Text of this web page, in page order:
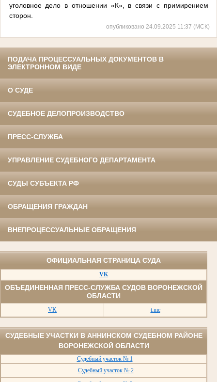
уголовное дело в отношении «К», в связи с примирением
сторон.
опубликовано 24.09.2025 11:37 (МСК)
ПОДАЧА ПРОЦЕССУАЛЬНЫХ ДОКУМЕНТОВ В
ЭЛЕКТРОННОМ ВИДЕ
О СУДЕ
СУДЕБНОЕ ДЕЛОПРОИЗВОДСТВО
ПРЕСС-СЛУЖБА
УПРАВЛЕНИЕ СУДЕБНОГО ДЕПАРТАМЕНТА
СУДЫ СУБЪЕКТА РФ
ОБРАЩЕНИЯ ГРАЖДАН
ВНЕПРОЦЕССУАЛЬНЫЕ ОБРАЩЕНИЯ
ОФИЦИАЛЬНАЯ СТРАНИЦА СУДА
VK
ОБЪЕДИНЕННАЯ ПРЕСС-СЛУЖБА СУДОВ ВОРОНЕЖСКОЙ
ОБЛАСТИ
VK t.me
СУДЕБНЫЕ УЧАСТКИ В АННИНСКОМ СУДЕБНОМ РАЙОНЕ
ВОРОНЕЖСКОЙ ОБЛАСТИ
Судебный участок № 1
Судебный участок № 2